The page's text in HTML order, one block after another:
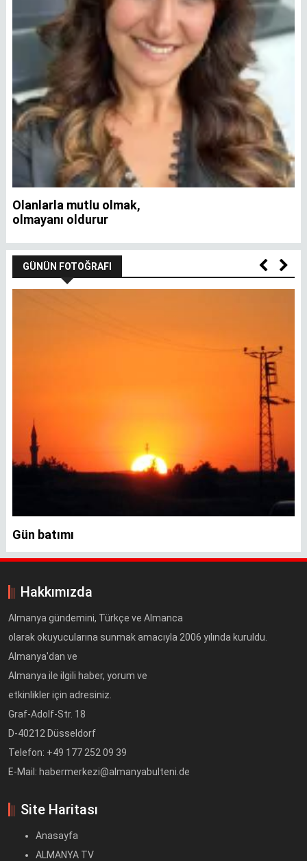
Olanlarla mutlu olmak,
olmayanı oldurur
GÜNÜN FOTOĞRAFI
Gün batımı
Hakkımızda
Almanya gündemini, Türkçe ve Almanca
olarak okuyucularına sunmak amacıyla 2006 yılında kuruldu.
Almanya'dan ve
Almanya ile ilgili haber, yorum ve
etkinlikler için adresiniz.
Graf-Adolf-Str. 18
D-40212 Düsseldorf
Telefon: +49 177 252 09 39
E-Mail: habermerkezi@almanyabulteni.de
Site Haritası
Anasayfa
ALMANYA TV